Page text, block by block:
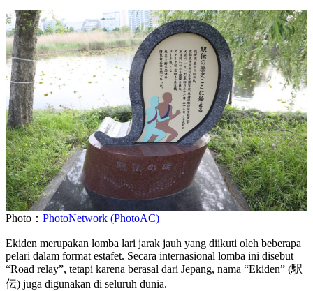
Photo： PhotoNetwork (PhotoAC)
Ekiden merupakan lomba lari jarak jauh yang diikuti oleh beberapa
pelari dalam format estafet. Secara internasional lomba ini disebut
“Road relay”, tetapi karena berasal dari Jepang, nama “Ekiden” (駅
伝) juga digunakan di seluruh dunia.